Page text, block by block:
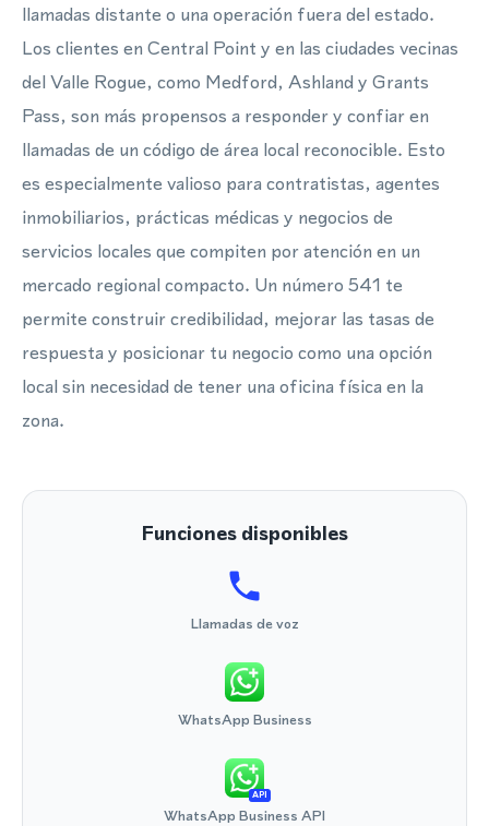
llamadas distante o una operación fuera del estado.
Los clientes en Central Point y en las ciudades vecinas
del Valle Rogue, como Medford, Ashland y Grants
Pass, son más propensos a responder y confiar en
llamadas de un código de área local reconocible. Esto
es especialmente valioso para contratistas, agentes
inmobiliarios, prácticas médicas y negocios de
servicios locales que compiten por atención en un
mercado regional compacto. Un número 541 te
permite construir credibilidad, mejorar las tasas de
respuesta y posicionar tu negocio como una opción
local sin necesidad de tener una oficina física en la
zona.
Funciones disponibles
Llamadas de voz
WhatsApp Business
API
WhatsApp Business API